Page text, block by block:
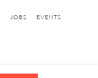
JOBS EVENTS